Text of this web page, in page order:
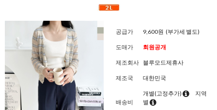
공급가 9,600원 (부가세 별도)
도매가 회원공개
제조회사 블루모드제휴사
제조국 대한민국
배송비
개별(고정추가)
지역
별